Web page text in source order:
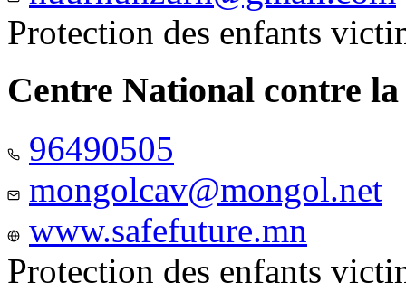
Protection des enfants
Centre National contre la
96490505
mongolcav@mongol.net
www.safefuture.mn
Protection des enfants